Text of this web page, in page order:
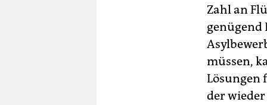
Zahl an
genügend
müssen,
Lösungen
der